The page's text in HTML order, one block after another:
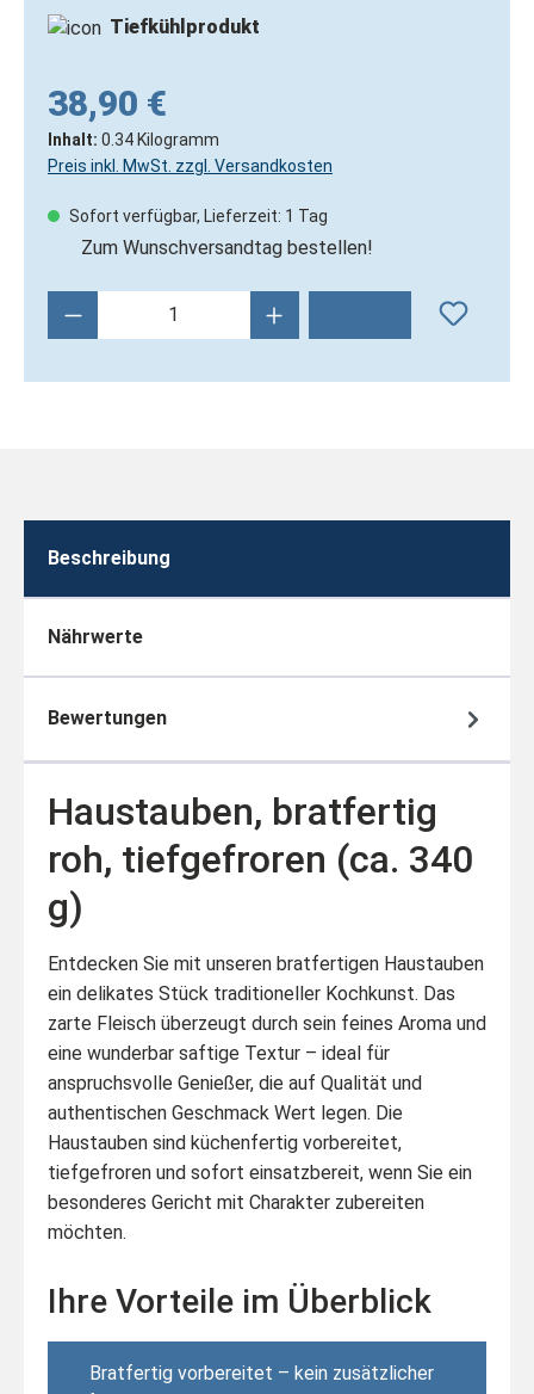
Tiefkühlprodukt
38,90 €
Inhalt: 0.34 Kilogramm
Preis inkl. MwSt. zzgl. Versandkosten
Sofort verfügbar, Lieferzeit: 1 Tag
Zum Wunschversandtag bestellen!
Produkt Anzahl: Gib den gewünschten
Beschreibung
Nährwerte
Bewertungen
Haustauben, bratfertig
roh, tiefgefroren (ca. 340
g)
Entdecken Sie mit unseren bratfertigen Haustauben
ein delikates Stück traditioneller Kochkunst. Das
zarte Fleisch überzeugt durch sein feines Aroma und
eine wunderbar saftige Textur – ideal für
anspruchsvolle Genießer, die auf Qualität und
authentischen Geschmack Wert legen. Die
Haustauben sind küchenfertig vorbereitet,
tiefgefroren und sofort einsatzbereit, wenn Sie ein
besonderes Gericht mit Charakter zubereiten
möchten.
Ihre Vorteile im Überblick
Bratfertig vorbereitet – kein zusätzlicher